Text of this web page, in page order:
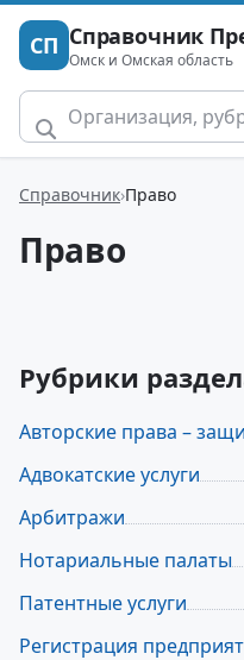
СП Справочник
Омск и Омская область
Справочник Право
Право
Рубрики
Авторские права –
Адвокатские услуги
Арбитражи
Нотариальные палаты
Патентные услуги
Регистрация